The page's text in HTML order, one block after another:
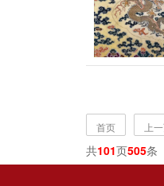
首页 上
共101页505条